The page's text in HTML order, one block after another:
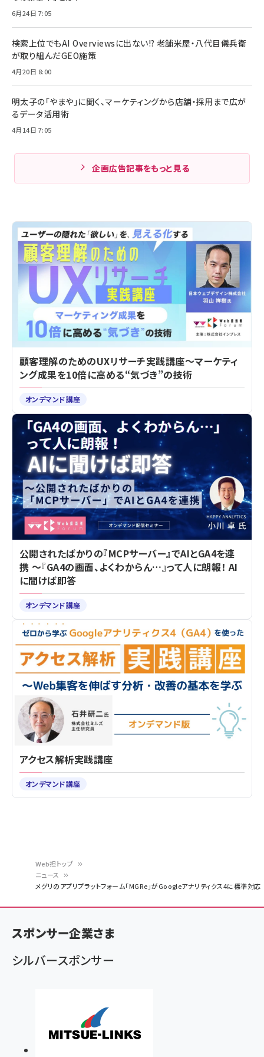
ン
く
ず
Web担トップ
ニュース
メグリのアプリプラットフォーム「MGRe」がGoogleアナリティクス4に標準対応
6月24日 7:05
検索上位でもAI Overviewsに出ない!? 老舗米屋・八代目儀兵衛
が取り組んだGEO施策
4月20日 8:00
明太子の「やまや」に聞く、マーケティングから店舗・採用まで広が
るデータ活用術
4月14日 7:05
企画広告記事をもっと見る
顧客理解のためのUXリサーチ実践講座～マーケティ
ング成果を10倍に高める“気づき”の技術
オンデマンド講座
公開されたばかりの『MCPサーバー』でAIとGA4を連
携 ～『GA4の画面、よくわからん…』って人に朗報！ AI
に聞けば即答
オンデマンド講座
アクセス解析実践講座
オンデマンド講座
スポンサー企業さま
シルバースポンサー